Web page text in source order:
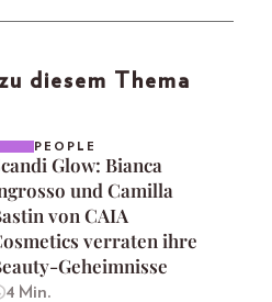
diesem Thema
PEOPLE
Glow: Bianca
und Camilla
von CAIA
verraten ihre
Geheimnisse
4 Min.